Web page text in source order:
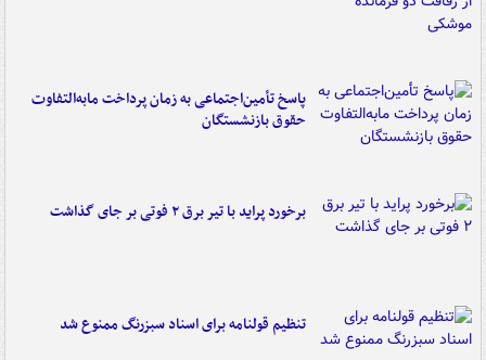
پاسخ تأمین‌اجتماعی به زمان پرداخت مابه‌التفاوت
حقوق بازنشستگان
برخورد پراید با تیر برق ۲ فوتی بر جای گذاشت
تنظیم قولنامه برای اسناد سبزرنگ ممنوع شد